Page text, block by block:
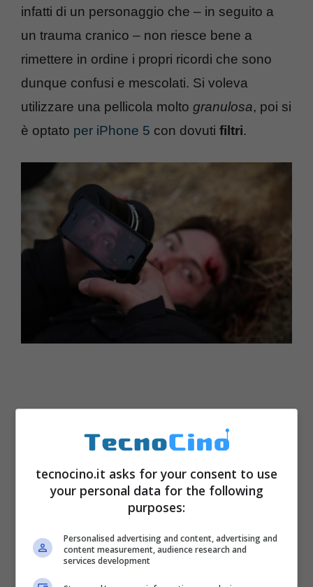
infatti di un personaggio che – in seguito a
un trauma cranico – non riesce bene a
rimettere in ordine i propri ricordi che sono
dunque confusi e mescolati. Si voleva
utilizzare una pellicola molto granulosa, poi si
è optato per iPhone 5 con dovuti filtri.
Scritto da Jonas Fish, J’aime Spezzano e
tecnocino.it asks for your consent to use
your personal data for the following
purposes:
Personalised advertising and content, advertising and
content measurement, audience research and
services development